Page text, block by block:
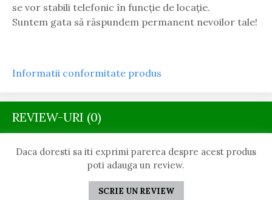
se vor stabili telefonic în funcție de locație.
Suntem gata să răspundem permanent nevoilor tale!
Informatii conformitate produs
REVIEW-URI (0)
Daca doresti sa iti exprimi parerea despre acest produs
poti adauga un review.
SCRIE UN REVIEW